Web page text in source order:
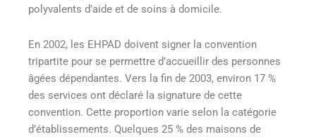
polyvalents d’aide et de soins à domicile.
En 2002, les EHPAD doivent signer la convention
tripartite pour se permettre d’accueillir des personnes
âgées dépendantes. Vers la fin de 2003, environ 17 %
des services ont déclaré la signature de cette
convention. Cette proportion varie selon la catégorie
d’établissements. Quelques 25 % des maisons de